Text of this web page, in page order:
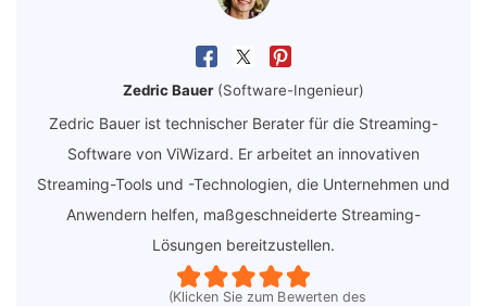
Zedric Bauer (Software-Ingenieur)
Zedric Bauer ist technischer Berater für die Streaming-
Software von ViWizard. Er arbeitet an innovativen
Streaming-Tools und -Technologien, die Unternehmen und
Anwendern helfen, maßgeschneiderte Streaming-
Lösungen bereitzustellen.
(Klicken Sie zum Bewerten des